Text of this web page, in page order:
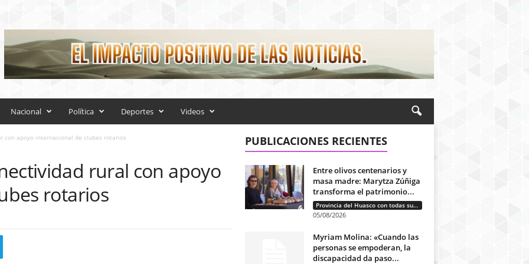
Nacional Política Deportes Videos
con apoyo internacional de clubes rotarios
rural con apoyo
rotarios
PUBLICACIONES RECIENTES
Entre olivos centenarios y
masa madre: Marytza Zúñiga
transforma el patrimonio...
Provincia del Huasco con todas sus letras: Historias que unen cultura, diversidad e identidad
05/08/2026
Myriam Molina: «Cuando las
personas se empoderan, la
discapacidad da paso...